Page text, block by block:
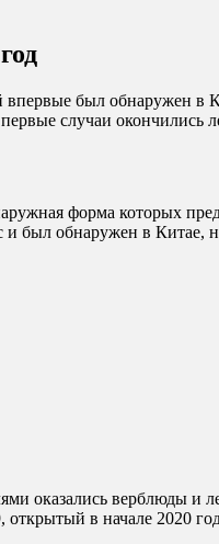
впервые был обнаружен
случаи окончились
форма которых
был обнаружен в Китае,
оказались верблюды и
в начале 2020